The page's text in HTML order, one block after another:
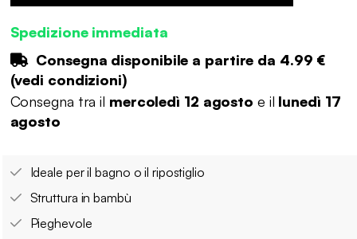
Spedizione immediata
Consegna disponibile a partire da 4.99 €
(vedi condizioni)
Consegna tra il mercoledì 12 agosto e il lunedì 17
agosto
Ideale per il bagno o il ripostiglio
Struttura in bambù
Pieghevole